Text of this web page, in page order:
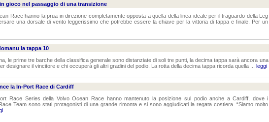
gioco nel passaggio di una transizione
Race hanno la prua in direzione completamente opposta a quella della linea ideale per il traguardo della Leg
una dorsale di vento leggerissimo che potrebbe essere la chiave per la vittoria di tappa e finale. Per un
la tappa 10
le prime tre barche della classifica generale sono distanziate di soli tre punti, la decima tappa sarà ancora una
designare il vincitore e chi occuperà gli altri gradini del podio. La rotta della decima tappa ricorda quella ... leggi
la In-Port Race di Cardiff
Race Series della Volvo Ocean Race hanno mantenuto la posizione sul podio anche a Cardiff, dove i
Team sono stati protagonisti di una grande rimonta e si sono aggiudicati la regata costiera. “Siamo molto